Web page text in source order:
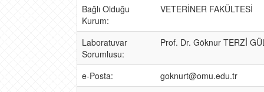
Bağlı Olduğu
Kurum:
VETERİNER FAKÜLTESİ
Laboratuvar
Sorumlusu:
Prof. Dr. Göknur TERZİ
e-Posta:
goknurt@omu.edu.tr